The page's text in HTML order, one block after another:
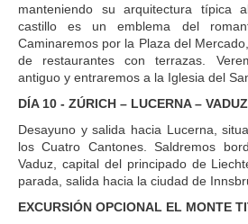
manteniendo su arquitectura típica
castillo es un emblema del
Caminaremos por la Plaza del
de restaurantes con terrazas.
antiguo y entraremos a la Iglesia del
DÍA 10 - ZÚRICH – LUCERNA –
Desayuno y salida hacia Lucerna,
los Cuatro Cantones. Saldremos
Vaduz, capital del principado de
parada, salida hacia la ciudad de
EXCURSIÓN OPCIONAL EL MONTE